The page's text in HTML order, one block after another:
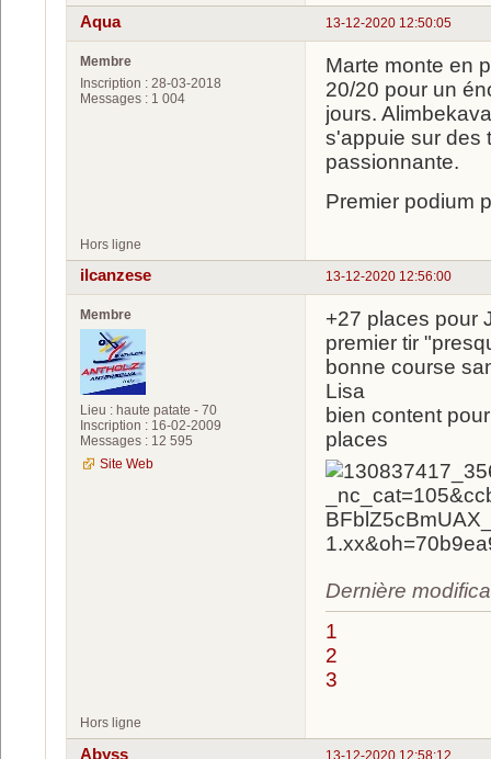
13-12-2020 12:50:05
Aqua
Membre
Inscription : 28-03-2018
Messages : 1 004
Marte monte en
20/20 pour un
jours.
s'appuie sur des
passionnante.
Premier podium
Hors ligne
13-12-2020 12:56:00
ilcanzese
Membre
Lieu : haute patate - 70
Inscription : 16-02-2009
Messages : 12 595
Site Web
+27 places pour
premier tir
bonne course
Lisa
bien content
places
Dernière
1
2
3
Hors ligne
13-12-2020 12:58:12
Abyss